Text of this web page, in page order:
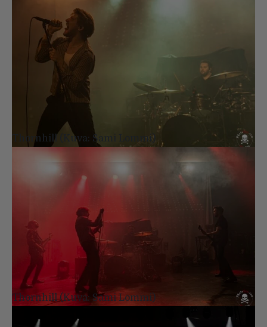
Thornhill (Kuva: Sami Lommi)
Thornhill (Kuva: Sami Lommi)